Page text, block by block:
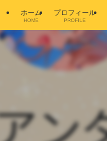
ホーム
HOME
プロフィール
PROFILE